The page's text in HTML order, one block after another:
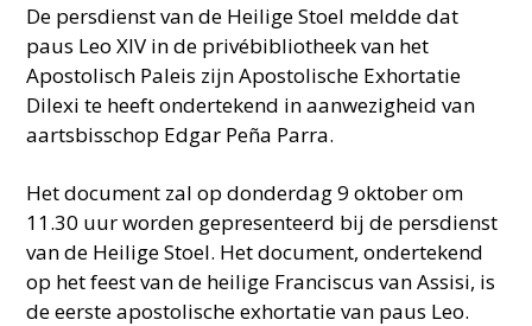
De persdienst van de Heilige Stoel meldde dat
paus Leo XIV in de privébibliotheek van het
Apostolisch Paleis zijn Apostolische Exhortatie
Dilexi te heeft ondertekend in aanwezigheid van
aartsbisschop Edgar Peña Parra.
Het document zal op donderdag 9 oktober om
11.30 uur worden gepresenteerd bij de persdienst
van de Heilige Stoel. Het document, ondertekend
op het feest van de heilige Franciscus van Assisi, is
de eerste apostolische exhortatie van paus Leo.